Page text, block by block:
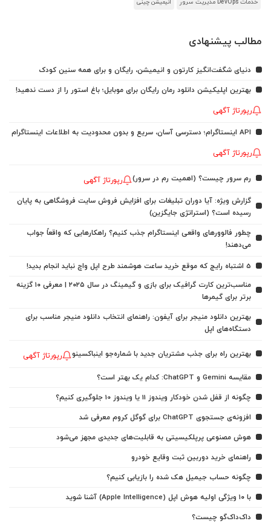
خدمات DevOps مدیریت سرور انیمیشن چینی
مطالب پیشنهادی
دنیای شگفت‌انگیز کارتون و انیمیشن، رایگان و برای همه سنین کودک
بهترین اپلیکیشن دانلود رمان رایگان برای موبایل؛ باغ استور را از دست ندهید!
رپورتاژ آگهی
API اینستاگرام؛ دسترسی آسان، سریع و بدون محدودیت به اطلاعات اینستاگرام
رپورتاژ آگهی
رم سرور چیست؟ (اهمیت رم در سرور) رپورتاژ آگهی
گزارش ویژه: آیا دوران تبلیغات برای افزایش فروش سایت فروشگاهی به پایان
رسیده است؟ (استراتژی جایگزین)
چطور فالوورهای واقعی اینستاگرام جذب کنیم؟ راهکارهایی که واقعاً جواب
می‌دهند!
5 اشتباه رایج که موقع خرید ساعت هوشمند طرح اپل واچ نباید انجام بدید!
مناسب‌ترین کارت گرافیک برای بازی و گیمینگ در سال ۲۰۲۵ | معرفی ۱۰ گزینه
برتر برای گیمرها
بهترین دانلود منیجر برای آیفون: راهنمای انتخاب دانلود منیجر مناسب برای
دستگاه‌های اپل
بهترین راه برای جذب مشتریان جدید با شماره‌جو اینباکسینو رپورتاژ آگهی
مقایسه Gemini و ChatGPT: کدام یک بهتر است؟
چگونه از قفل شدن خودکار ویندوز 11 یا ویندوز 10 جلوگیری کنیم؟
افزونه‌ی جستجوی ChatGPT برای گوگل کروم معرفی شد
هوش مصنوعی پرپلکیسیتی به قابلیت‌های جدیدی مجهز می‌شود
راهنمای خرید دوربین ثبت وقایع خودرو
چگونه حساب جیمیل هک شده را بازیابی کنیم؟
با ۱۰ ویژگی اولیه هوش اپل (Apple Intelligence) آشنا شوید
داک‌داک‌گو چیست؟